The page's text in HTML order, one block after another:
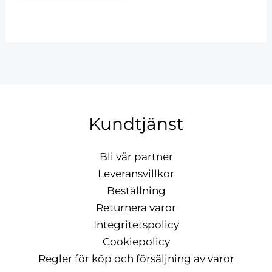
Kundtjänst
Bli vår partner
Leveransvillkor
Beställning
Returnera varor
Integritetspolicy
Cookiepolicy
Regler för köp och försäljning av varor